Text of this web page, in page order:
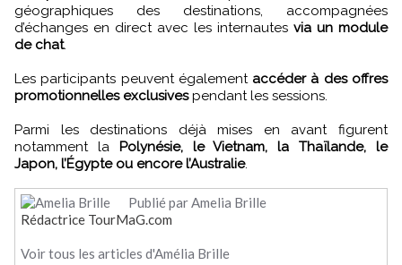
géographiques des destinations, accompagnées
d’échanges en direct avec les internautes via un module
de chat.
Les participants peuvent également accéder à des offres
promotionnelles exclusivespendant les sessions.
Parmi les destinations déjà mises en avant figurent
notamment la Polynésie, le Vietnam, la Thaïlande, le
Japon, l’Égypte ou encore l’Australie.
Publié par Amelia Brille
Rédactrice TourMaG.com
Voir tous les articles d'Amélia Brille